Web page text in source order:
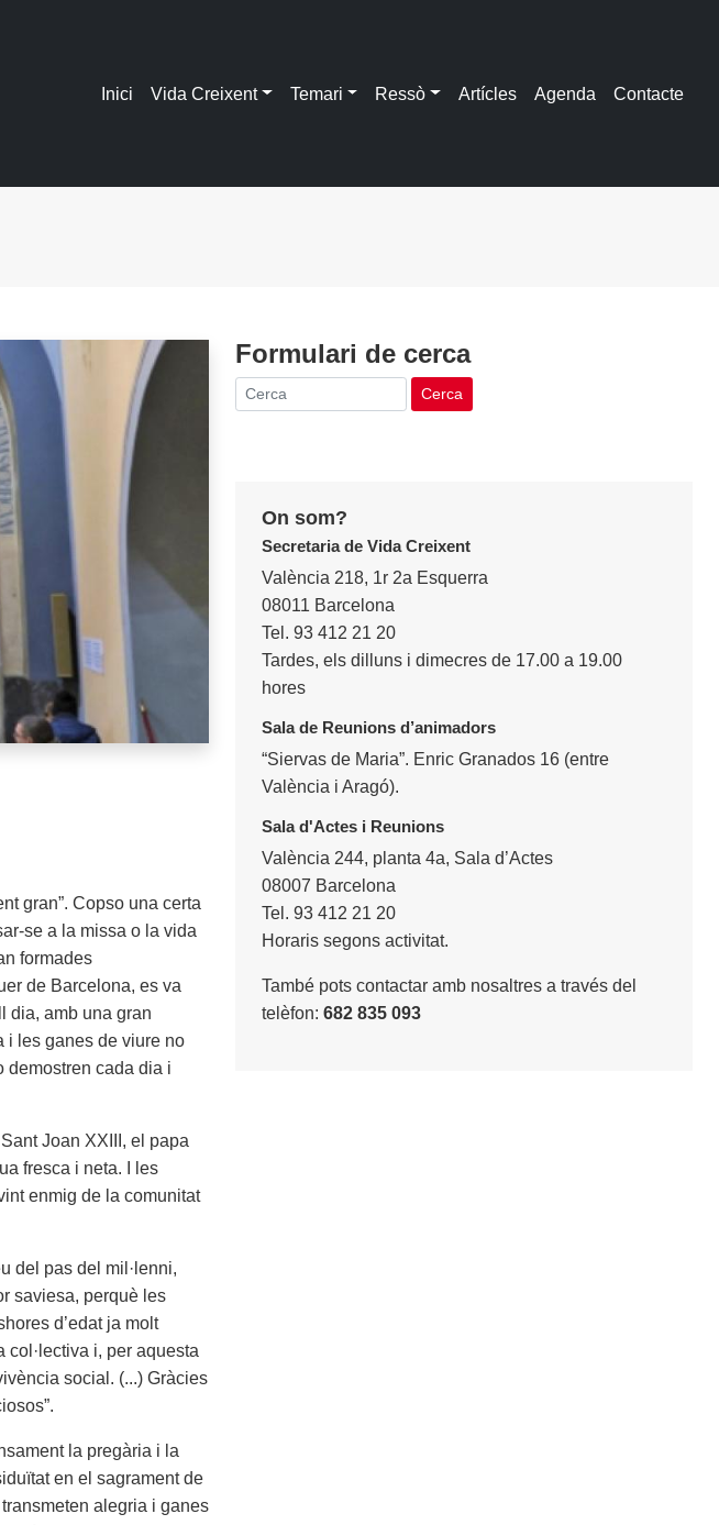
Inici Vida Creixent Temari Ressò Artícles Agenda Contacte
gran”. Copso una certa
se a la missa o la vida
formades
de Barcelona, es va
dia, amb una gran
i les ganes de viure no
demostren cada dia i
Joan XXIII, el papa
fresca i neta. I les
enmig de la comunitat
del pas del mil·lenni,
saviesa, perquè les
d’edat ja molt
i, per aquesta
social. (...) Gràcies
la pregària i la
en el sagrament de
alegria i ganes
Formulari de cerca
Cerca
On som?
Secretaria de Vida Creixent
València 218, 1r 2a Esquerra
08011 Barcelona
Tel. 93 412 21 20
Tardes, els dilluns i dimecres de 17.00 a 19.00
hores
Sala de Reunions d’animadors
“Siervas de Maria”. Enric Granados 16 (entre
València i Aragó).
Sala d'Actes i Reunions
València 244, planta 4a, Sala d’Actes
08007 Barcelona
Tel. 93 412 21 20
Horaris segons activitat.
També pots contactar amb nosaltres a través del
telèfon: 682 835 093